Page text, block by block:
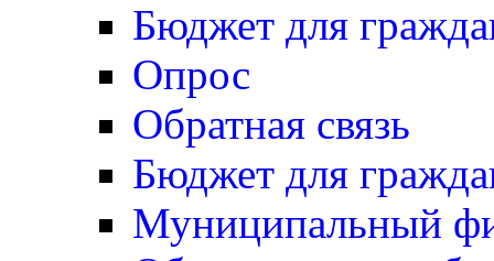
Бюджет для
Опрос
Обратная связь
Бюджет для
Муниципальный